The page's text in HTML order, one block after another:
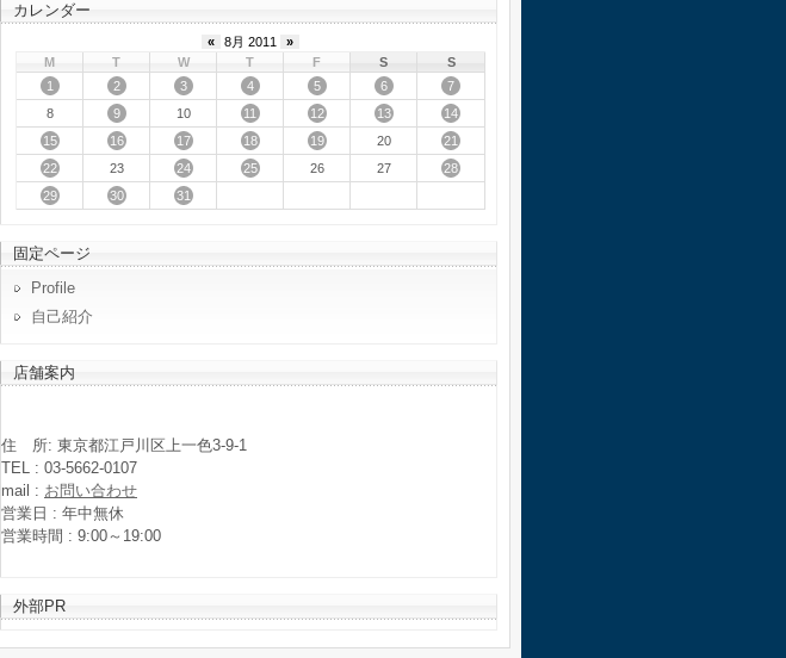
カレンダー
« 8月 2011
»
M
T W T F S
S
1
2 3 4 5 6
7
8
9 10 11 12 13
14
15
16 17 18 19 20
21
22
23 24 25 26 27
28
29
30 31
固定ページ
Profile
自己紹介
店舗案内
住 所: 東京都江戸川区上一色3-9-1
TEL : 03-5662-0107
mail : お問い合わせ
営業日 : 年中無休
営業時間 : 9:00～19:00
外部PR